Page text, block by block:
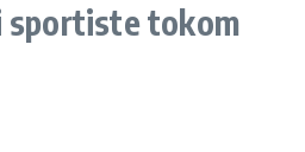
sportiste tokom